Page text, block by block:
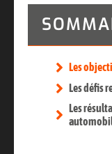
Les
Les défis
Les